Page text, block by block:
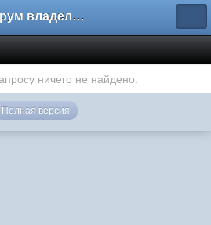
Форум владельцев интернет-магазинов
ничего не найдено.
Полная версия